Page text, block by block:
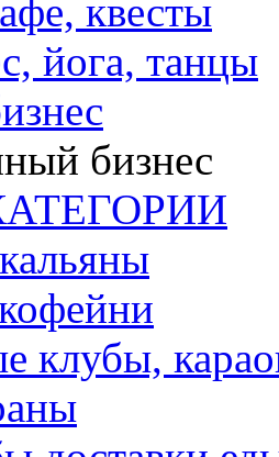
квесты
йога, танцы
бизнес
клубы,